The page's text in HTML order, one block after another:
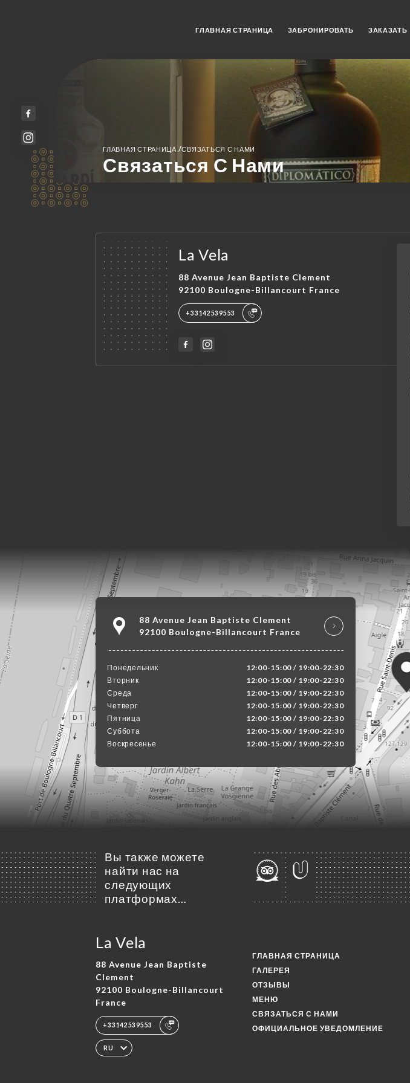
ГЛАВНАЯ СТРАНИЦА ЗАБРОНИРОВАТЬ ЗАКАЗАТЬ
ГЛАВНАЯ СТРАНИЦА /СВЯЗАТЬСЯ С НАМИ
Связаться С Нами
La Vela
88 Avenue Jean Baptiste Clement
92100 Boulogne-Billancourt France
+33142539553
88 Avenue Jean Baptiste Clement
92100 Boulogne-Billancourt France
Понедельник
12:00-15:00 / 19:00-22:30
Вторник
12:00-15:00 / 19:00-22:30
Среда
12:00-15:00 / 19:00-22:30
Четверг
12:00-15:00 / 19:00-22:30
Пятница
12:00-15:00 / 19:00-22:30
Суббота
12:00-15:00 / 19:00-22:30
Воскресенье
12:00-15:00 / 19:00-22:30
Вы также можете
найти нас на
следующих
платформах…
La Vela
88 Avenue Jean Baptiste
Clement
92100 Boulogne-Billancourt
France
+33142539553
RU
ГЛАВНАЯ СТРАНИЦА
ГАЛЕРЕЯ
ОТЗЫВЫ
МЕНЮ
СВЯЗАТЬСЯ С НАМИ
ОФИЦИАЛЬНОЕ УВЕДОМЛЕНИЕ